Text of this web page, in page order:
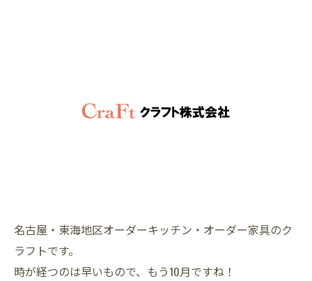
名古屋・東海地区オーダーキッチン・オーダー家具のク
ラフトです。
時が経つのは早いもので、もう10月ですね！